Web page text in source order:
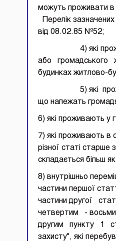
можуть проживати
Перелік
від 08.02.85 №52;
4) які
або громадського
будинках житлово-
5) які
що належать
6) які проживають у
7) які проживають в
різної статі
складається більш
8) внутрішньо
частини першої
частини другої
четвертим -
другим пункту 1
захисту", які